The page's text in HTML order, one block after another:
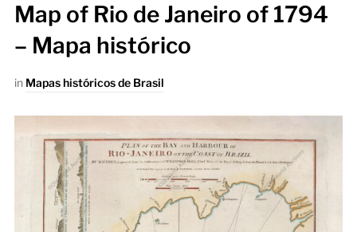
Map of Rio de Janeiro of 1794
– Mapa histórico
in Mapas históricos de Brasil